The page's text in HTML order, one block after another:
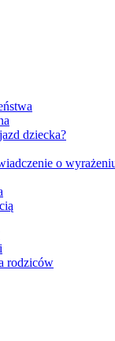
dziecka?
o
rodziców